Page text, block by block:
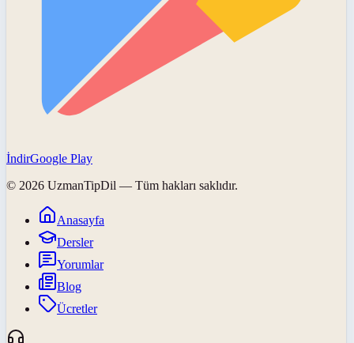
İndirGoogle Play
© 2026 UzmanTipDil — Tüm hakları saklıdır.
Anasayfa
Dersler
Yorumlar
Blog
Ücretler